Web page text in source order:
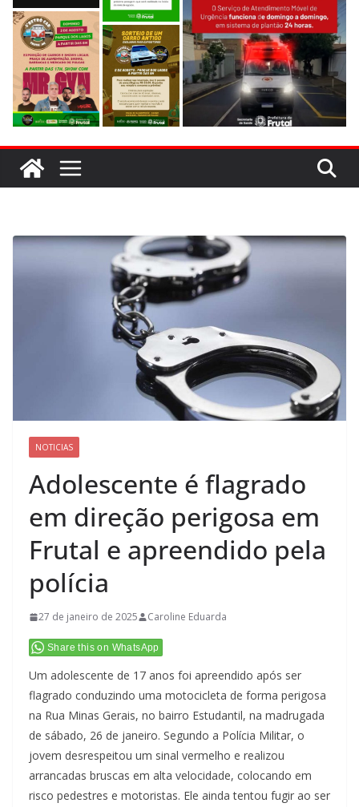
NOTICIAS
Adolescente é flagrado
em direção perigosa em
Frutal e apreendido pela
polícia
27 de janeiro de 2025 Caroline Eduarda
Share this on WhatsApp
Um adolescente de 17 anos foi apreendido após ser
flagrado conduzindo uma motocicleta de forma perigosa
na Rua Minas Gerais, no bairro Estudantil, na madrugada
de sábado, 26 de janeiro. Segundo a Polícia Militar, o
jovem desrespeitou um sinal vermelho e realizou
arrancadas bruscas em alta velocidade, colocando em
risco pedestres e motoristas. Ele ainda tentou fugir ao ser